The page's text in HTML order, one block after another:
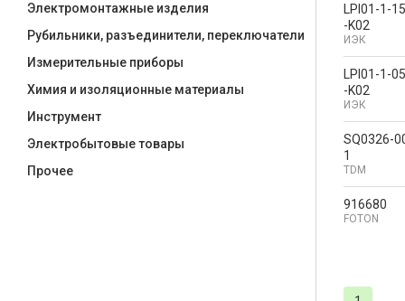
LPI01-1-
-K02
ИЭК
LPI01-1-
-K02
ИЭК
SQ0326-
1
TDM
916680
FOTON
Электромонтажные изделия
Рубильники, разъединители, переключатели
Измерительные приборы
Химия и изоляционные материалы
Инструмент
Электробытовые товары
Прочее